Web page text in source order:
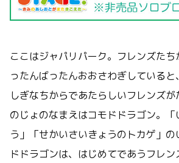
ここはジャパリパーク。フレンズたち
ったんばったんおおさわぎしている
しぎなちからであたらしいフレンズ
のじょのなまえはコモドドラゴン。「
う」「せかいさいきょうのトカゲ」
ドドラゴンは、はじめてであうフレ